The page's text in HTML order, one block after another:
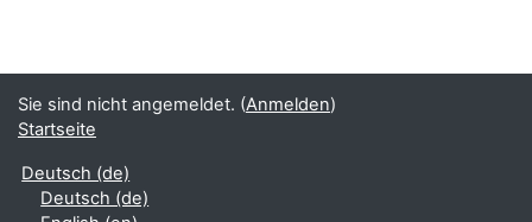
Sie sind nicht angemeldet. (Anmelden)
Startseite
Deutsch ‎(de)‎
Deutsch ‎(de)‎